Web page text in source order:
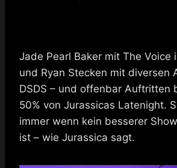
Jade Pearl Baker mit The Voice
und Ryan Stecken mit diversen
DSDS – und offenbar Auftritten
50% von Jurassicas Latenight.
immer wenn kein besserer
ist – wie Jurassica sagt.